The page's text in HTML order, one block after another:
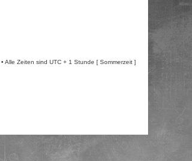
• Alle Zeiten sind UTC + 1 Stunde [ Sommerzeit ]